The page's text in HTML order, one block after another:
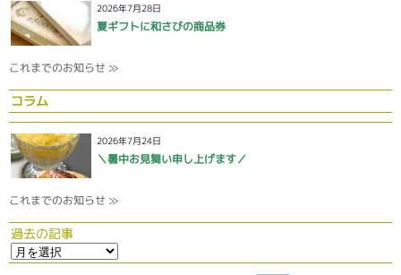
2026年7月28日
夏ギフトに和さびの商品券
これまでのお知らせ ≫
コラム
2026年7月24日
＼暑中お見舞い申し上げます／
これまでのお知らせ ≫
過去の記事